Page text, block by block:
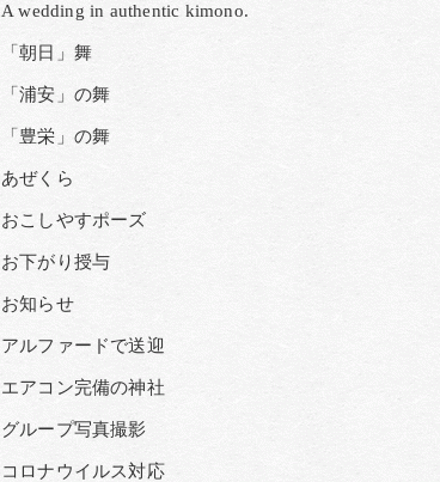
A wedding in authentic kimono.
「朝日」舞
「浦安」の舞
「豊栄」の舞
あぜくら
おこしやすポーズ
お下がり授与
お知らせ
アルファードで送迎
エアコン完備の神社
グループ写真撮影
コロナウイルス対応